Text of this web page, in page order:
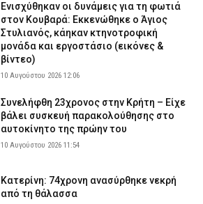
Ενισχύθηκαν οι δυνάμεις για τη φωτιά
στον Κουβαρά: Εκκενώθηκε ο Άγιος
Στυλιανός, κάηκαν κτηνοτροφική
μονάδα και εργοστάσιο (εικόνες &
βίντεο)
10 Αυγούστου 2026 12:06
Συνελήφθη 23χρονος στην Κρήτη – Είχε
βάλει συσκευή παρακολούθησης στο
αυτοκίνητο της πρώην του
10 Αυγούστου 2026 11:54
Κατερίνη: 74χρονη ανασύρθηκε νεκρή
από τη θάλασσα